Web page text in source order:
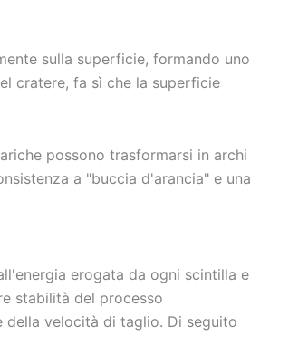
sulla superficie, formando uno
cratere, fa sì che la superficie
possono trasformarsi in archi
a "buccia d'arancia" e una
erogata da ogni scintilla e
stabilità del processo
della velocità di taglio. Di seguito